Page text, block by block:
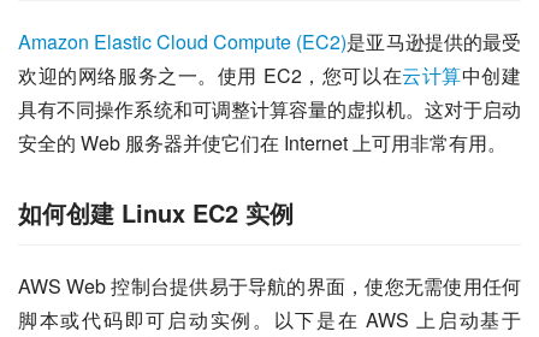
Amazon Elastic Cloud Compute (EC2)是亚马逊提供的最受
欢迎的网络服务之一。使用 EC2，您可以在云计算中创建
具有不同操作系统和可调整计算容量的虚拟机。这对于启动
安全的 Web 服务器并使它们在 Internet 上可用非常有用。
如何创建 Linux EC2 实例
AWS Web 控制台提供易于导航的界面，使您无需使用任何
脚本或代码即可启动实例。以下是在 AWS 上启动基于